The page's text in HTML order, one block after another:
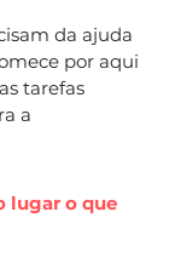
da ajuda
por aqui
tarefas
a
lugar o que